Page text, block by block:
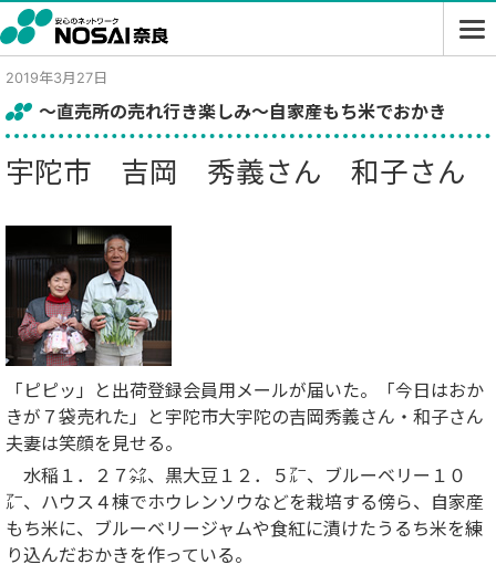
2019年3月27日
～直売所の売れ行き楽しみ～自家産もち米でおかき
宇陀市 吉岡 秀義さん 和子さん
「ピピッ」と出荷登録会員用メールが届いた。「今日はおか
きが７袋売れた」と宇陀市大宇陀の吉岡秀義さん・和子さん
夫妻は笑顔を見せる。
水稲１．２７㌶、黒大豆１２．５㌃、ブルーベリー１０
㌃、ハウス４棟でホウレンソウなどを栽培する傍ら、自家産
もち米に、ブルーベリージャムや食紅に漬けたうるち米を練
り込んだおかきを作っている。